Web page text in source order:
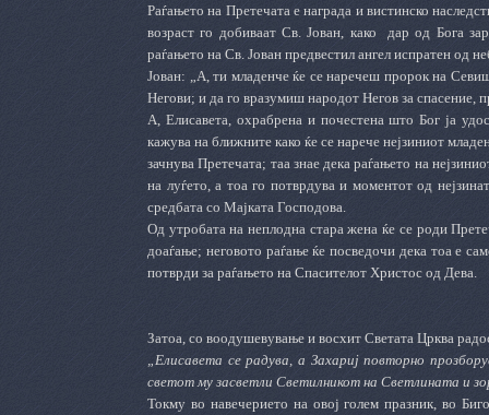
Раѓањето на Претечата е награда и вистинско
возраст го добиваат Св. Јован, како
дар од Бога
раѓањето на Св. Јован предвестил ангел испратен од
Јован: „А, ти младенче ќе се наречеш пророк на
Негови; и да го вразумиш народот Негов за спасение,
А, Елисавета, охрабрена и почестена што Бог ја
кажува на ближните како ќе се нарече нејзиниот
зачнува Претечата; таа знае дека раѓањето на
на луѓето, а тоа го потврдува и моментот од
средбата со Мајката Господова.
Од утробата на неплодна стара жена ќе се роди
доаѓање; неговото раѓање ќе посведочи дека тоа е
потврди за раѓањето на Спасителот Христос од Дева.
Затоа, со воодушевување и восхит Светата Црква
„Елисавета се радува, а Захариј повторно
светот му засветли Светилникот на Светлината и
Токму во навечерието на овој голем празник, во